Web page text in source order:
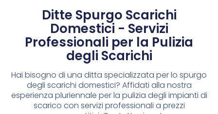
Ditte Spurgo Scarichi
Domestici - Servizi
Professionali per la Pulizia
degli Scarichi
Hai bisogno di una ditta specializzata per lo spurgo
degli scarichi domestici? Affidati alla nostra
esperienza pluriennale per la pulizia degli impianti di
scarico con servizi professionali a prezzi